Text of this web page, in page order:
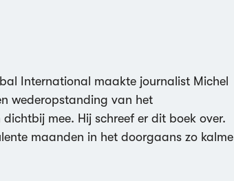
International maakte journalist Michel
wederopstanding van het
mee. Hij schreef er dit boek over.
maanden in het doorgaans zo kalme